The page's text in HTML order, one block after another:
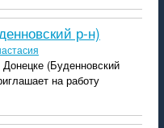
р-н)
Донецке (Буденновский
на работу